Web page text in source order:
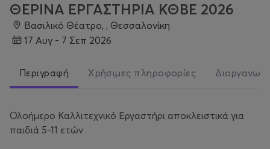
ΘΕΡΙΝΑ ΕΡΓΑΣΤΗΡΙΑ ΚΘΒΕ 2026
Βασιλικό Θέατρο, , Θεσσαλονίκη
17 Αυγ - 7 Σεπ 2026
Περιγραφή Χρήσιμες πληροφορίες
Ολοήμερο Καλλιτεχνικό Εργαστήρι αποκλειστικά για
παιδιά 5-11 ετών